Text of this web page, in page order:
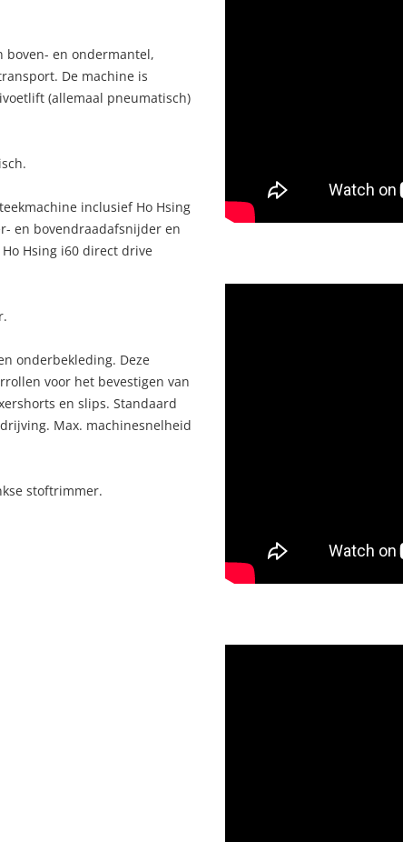
boven- en ondermantel,
De machine is
(allemaal pneumatisch)
inclusief Ho Hsing
en bovendraadafsnijder en
Hsing i60 direct drive
onderbekleding. Deze
voor het bevestigen van
en slips. Standaard
Max. machinesnelheid
stoftrimmer.